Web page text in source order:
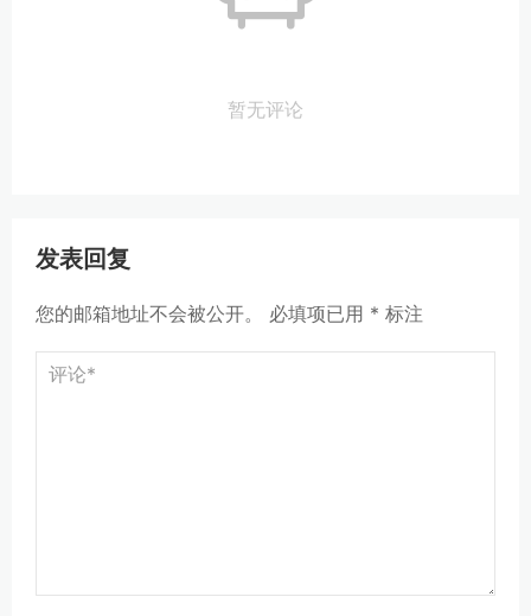
暂无评论
发表回复
您的邮箱地址不会被公开。 必填项已用 * 标注